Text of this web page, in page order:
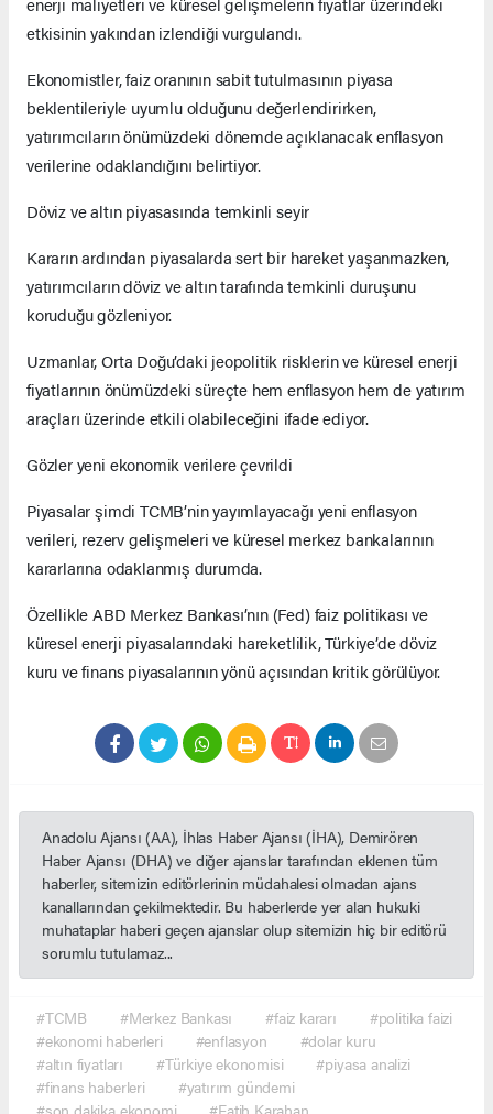
etkisinin yakından izlendiği vurgulandı.
Ekonomistler, faiz oranının sabit tutulmasının piyasa
beklentileriyle uyumlu olduğunu değerlendirirken,
yatırımcıların önümüzdeki dönemde açıklanacak enflasyon
verilerine odaklandığını belirtiyor.
Döviz ve altın piyasasında temkinli seyir
Kararın ardından piyasalarda sert bir hareket yaşanmazken,
yatırımcıların döviz ve altın tarafında temkinli duruşunu
koruduğu gözleniyor.
Uzmanlar, Orta Doğu’daki jeopolitik risklerin ve küresel enerji
fiyatlarının önümüzdeki süreçte hem enflasyon hem de yatırım
araçları üzerinde etkili olabileceğini ifade ediyor.
Gözler yeni ekonomik verilere çevrildi
Piyasalar şimdi TCMB’nin yayımlayacağı yeni enflasyon
verileri, rezerv gelişmeleri ve küresel merkez bankalarının
kararlarına odaklanmış durumda.
Özellikle ABD Merkez Bankası’nın (Fed) faiz politikası ve
küresel enerji piyasalarındaki hareketlilik, Türkiye’de döviz
kuru ve finans piyasalarının yönü açısından kritik görülüyor.
Anadolu Ajansı (AA), İhlas Haber Ajansı (İHA), Demirören
Haber Ajansı (DHA) ve diğer ajanslar tarafından eklenen tüm
haberler, sitemizin editörlerinin müdahalesi olmadan ajans
kanallarından çekilmektedir. Bu haberlerde yer alan hukuki
muhataplar haberi geçen ajanslar olup sitemizin hiç bir editörü
sorumlu tutulamaz...
#TCMB #Merkez Bankası #faiz kararı
#politika faizi
#ekonomi haberleri
#enflasyon
#dolar kuru
#altın fiyatları
#Türkiye ekonomisi
#piyasa analizi
#finans haberleri
#yatırım gündemi